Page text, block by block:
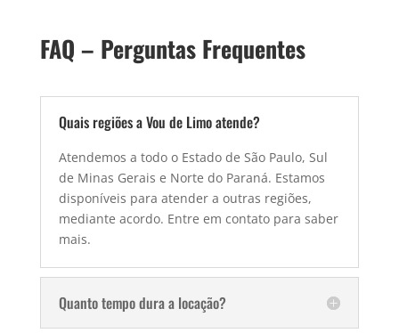
FAQ – Perguntas Frequentes
Quais regiões a Vou de Limo atende?
Atendemos a todo o Estado de São Paulo, Sul
de Minas Gerais e Norte do Paraná. Estamos
disponíveis para atender a outras regiões,
mediante acordo. Entre em contato para saber
mais.
Quanto tempo dura a locação?